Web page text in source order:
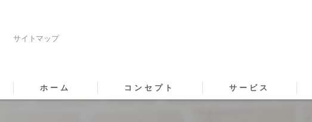
サイトマップ
ホーム コンセプト サービス